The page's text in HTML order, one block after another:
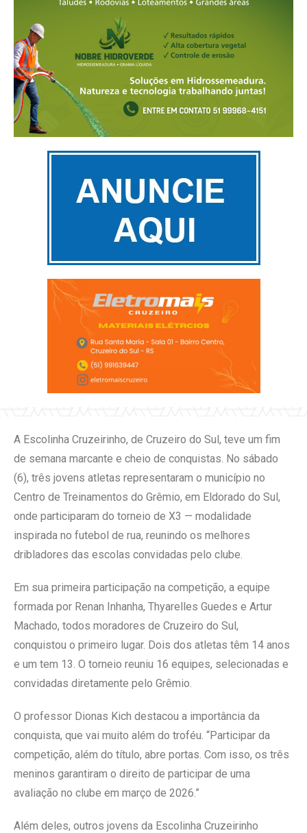
A Escolinha Cruzeirinho, de Cruzeiro do Sul, teve um fim
de semana marcante e cheio de conquistas. No sábado
(6), três jovens atletas representaram o município no
Centro de Treinamentos do Grêmio, em Eldorado do Sul,
onde participaram do torneio de X3 — modalidade
inspirada no futebol de rua, reunindo os melhores
dribladores das escolas convidadas pelo clube.
Em sua primeira participação na competição, a equipe
formada por Renan Inhanha, Thyarelles Guedes e Artur
Machado, todos moradores de Cruzeiro do Sul,
conquistou o primeiro lugar. Dois dos atletas têm 14 anos
e um tem 13. O torneio reuniu 16 equipes, selecionadas e
convidadas diretamente pelo Grêmio.
O professor Dionas Kich destacou a importância da
conquista, que vai muito além do troféu. “Participar da
competição, além do título, abre portas. Com isso, os três
meninos garantiram o direito de participar de uma
avaliação no clube em março de 2026.”
Além deles, outros jovens da Escolinha Cruzeirinho